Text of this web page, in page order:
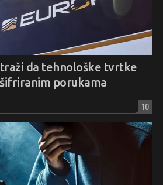
da tehnološke tvrtke
porukama
10